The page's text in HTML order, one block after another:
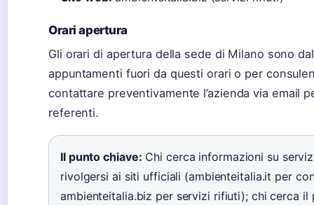
Orari apertura
Gli orari di apertura della sede di Milano sono
appuntamenti fuori da questi orari o per
contattare preventivamente l’azienda via email
referenti.
Il punto chiave: Chi cerca informazioni su
rivolgersi ai siti ufficiali (ambienteitalia.it per
ambienteitalia.biz per servizi rifiuti); chi cerca